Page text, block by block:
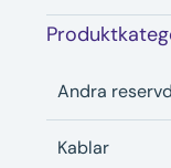
Andra
Kablar